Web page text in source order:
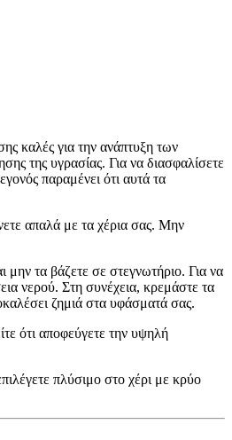
καλές για την ανάπτυξη των
της υγρασίας. Για να διασφαλίσετε
παραμένει ότι αυτά τα
απαλά με τα χέρια σας. Μην
τα βάζετε σε στεγνωτήριο. Για να
νερού. Στη συνέχεια, κρεμάστε τα
ζημιά στα υφάσματά σας.
ότι αποφεύγετε την υψηλή
πλύσιμο στο χέρι με κρύο